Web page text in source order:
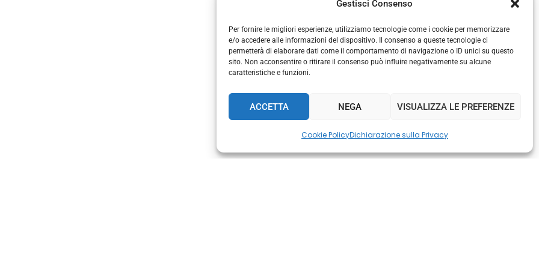
Gestisci Consenso
Per fornire le migliori esperienze, utilizziamo tecnologie come i cookie per memorizzare
e/o accedere alle informazioni del dispositivo. Il consenso a queste tecnologie ci
permetterà di elaborare dati come il comportamento di navigazione o ID unici su questo
sito. Non acconsentire o ritirare il consenso può influire negativamente su alcune
caratteristiche e funzioni.
ACCETTA NEGA VISUALIZZA LE PREFERENZE
Cookie PolicyDichiarazione sulla Privacy